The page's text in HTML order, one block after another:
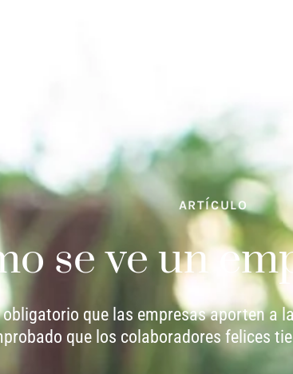
ARTÍCULO
se ve un
obligatorio que las empresas aporten a
que los colaboradores felices